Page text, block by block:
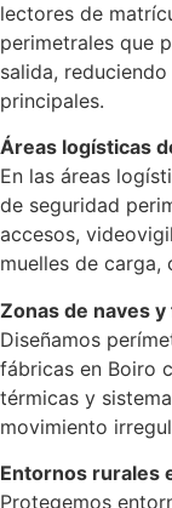
lectores de
perimetrales que
salida,
principales.
Áreas logísticas
En las áreas
de seguridad
accesos,
muelles de carga,
Zonas de naves
Diseñamos
fábricas en Boiro
térmicas y
movimiento
Entornos rurales
Protegemos